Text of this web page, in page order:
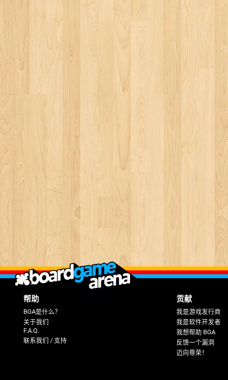
帮助
BGA是什么？
关于我们
F.A.Q.
联系我们 / 支持
贡献
我是游戏发行商
我是软件开发者
我想帮助 BGA
反馈一个漏洞
迈向尊荣！